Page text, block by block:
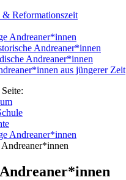
& Reformationszeit
Andreaner*innen
Andreaner*innen
Andreaner*innen
aus jüngerer Zeit
Andreaner*innen
Andreaner*innen